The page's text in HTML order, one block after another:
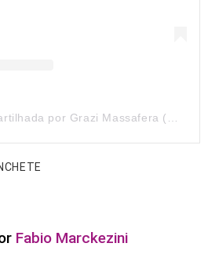
Uma publicação compartilhada por Grazi Massafera (@massafera)
Fabio Marckezini